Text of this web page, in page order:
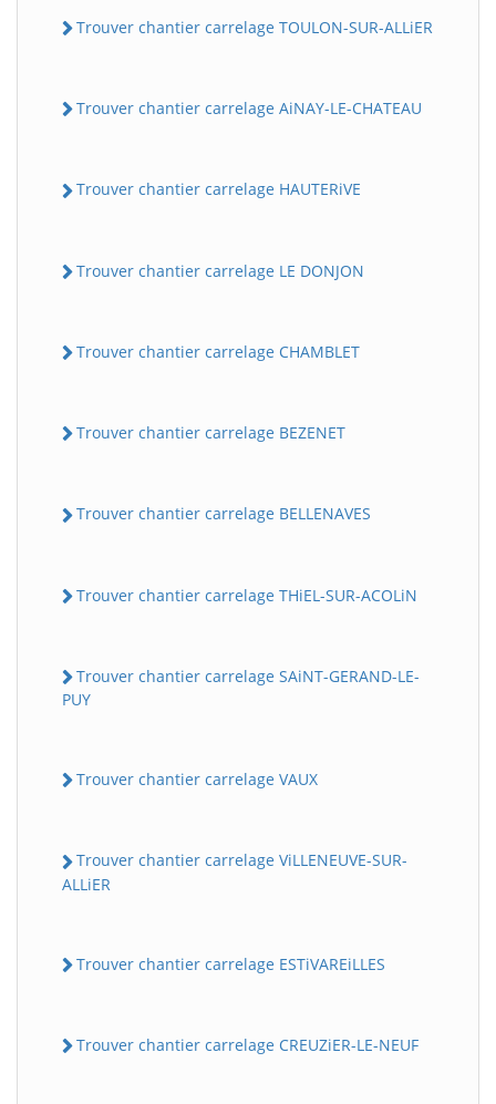
Trouver chantier carrelage TOULON-SUR-ALLiER
Trouver chantier carrelage AiNAY-LE-CHATEAU
Trouver chantier carrelage HAUTERiVE
Trouver chantier carrelage LE DONJON
Trouver chantier carrelage CHAMBLET
Trouver chantier carrelage BEZENET
Trouver chantier carrelage BELLENAVES
Trouver chantier carrelage THiEL-SUR-ACOLiN
Trouver chantier carrelage SAiNT-GERAND-LE-
PUY
Trouver chantier carrelage VAUX
Trouver chantier carrelage ViLLENEUVE-SUR-
ALLiER
Trouver chantier carrelage ESTiVAREiLLES
Trouver chantier carrelage CREUZiER-LE-NEUF